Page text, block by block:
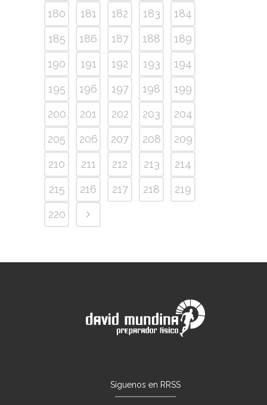
180
181 182 183
184
185
186 187 188
189
190
191 192 193
194
195
196 197 198
199
200
201 202 203
204
205
206 207 208
209
210
211 212 213
214
215
216 217 218
219
220
Síguenos en RRSS